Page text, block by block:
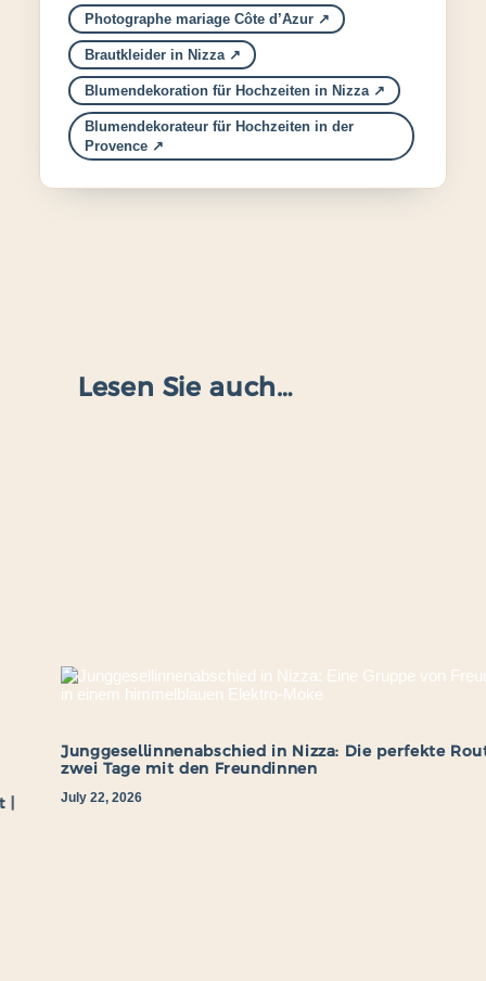
Photographe mariage Côte d’Azur
Brautkleider in Nizza
Blumendekoration für Hochzeiten in Nizza
Blumendekorateur für Hochzeiten in der
Provence
Lesen Sie auch…
Junggesellinnenabschied in Nizza: Die perfekte
zwei Tage mit den Freundinnen
July 22, 2026